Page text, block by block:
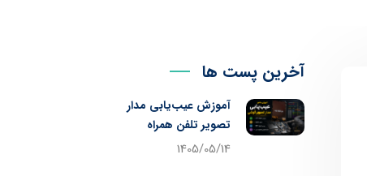
آخرین پست ها
آموزش عیب‌یابی مدار
تصویر تلفن همراه
1405/05/14